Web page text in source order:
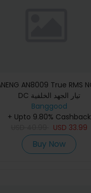
DC تيار الجهد الخلفية
Banggood
+ Upto 9.80% Cashback
USD 33.99
Buy Now